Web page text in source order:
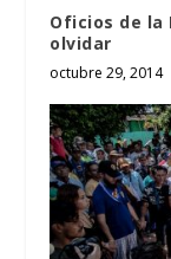
Oficios de la
olvidar
octubre 29, 2014